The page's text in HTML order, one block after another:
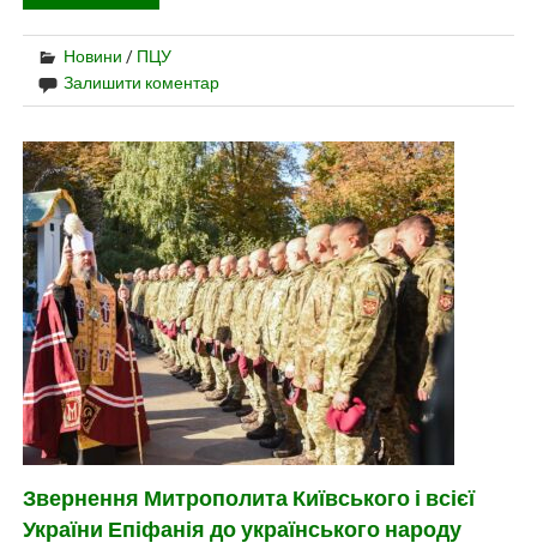
Новини / ПЦУ
Залишити коментар
Звернення Митрополита Київського і всієї
України Епіфанія до українського народу